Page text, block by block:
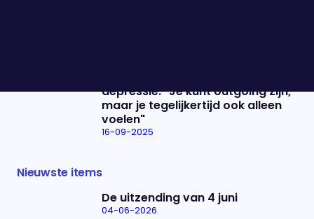
depressie: "Je kunt outgoing zijn,
maar je tegelijkertijd ook alleen
voelen"
16-09-2025
Nieuwste items
De uitzending van 4 juni
04-06-2026